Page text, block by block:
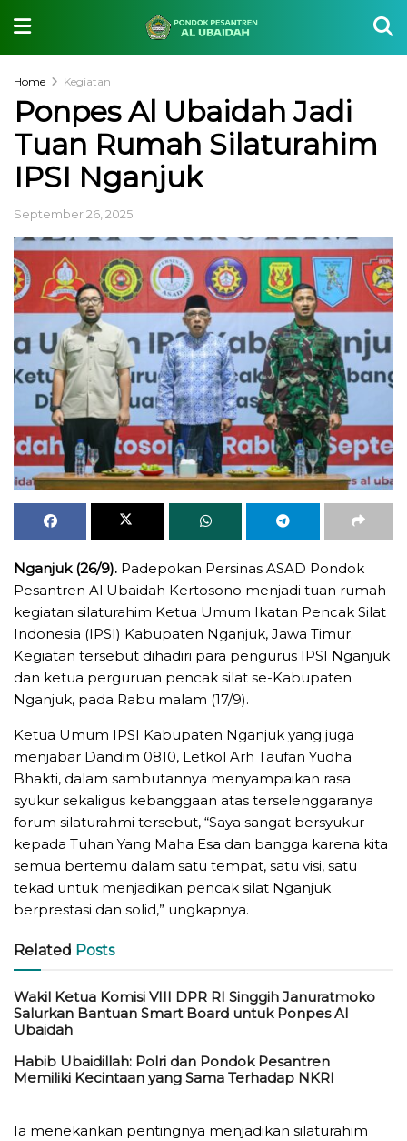
Home Kegiatan
Ponpes Al Ubaidah Jadi
Tuan Rumah Silaturahim
IPSI Nganjuk
September 26, 2025
Nganjuk (26/9). Padepokan Persinas ASAD Pondok
Pesantren Al Ubaidah Kertosono menjadi tuan rumah
kegiatan silaturahim Ketua Umum Ikatan Pencak Silat
Indonesia (IPSI) Kabupaten Nganjuk, Jawa Timur.
Kegiatan tersebut dihadiri para pengurus IPSI Nganjuk
dan ketua perguruan pencak silat se-Kabupaten
Nganjuk, pada Rabu malam (17/9).
Ketua Umum IPSI Kabupaten Nganjuk yang juga
menjabar Dandim 0810, Letkol Arh Taufan Yudha
Bhakti, dalam sambutannya menyampaikan rasa
syukur sekaligus kebanggaan atas terselenggaranya
forum silaturahmi tersebut, “Saya sangat bersyukur
kepada Tuhan Yang Maha Esa dan bangga karena kita
semua bertemu dalam satu tempat, satu visi, satu
tekad untuk menjadikan pencak silat Nganjuk
berprestasi dan solid,” ungkapnya.
Related Posts
Wakil Ketua Komisi VIII DPR RI Singgih Januratmoko
Salurkan Bantuan Smart Board untuk Ponpes Al
Ubaidah
Habib Ubaidillah: Polri dan Pondok Pesantren
Memiliki Kecintaan yang Sama Terhadap NKRI
Ia menekankan pentingnya menjadikan silaturahim